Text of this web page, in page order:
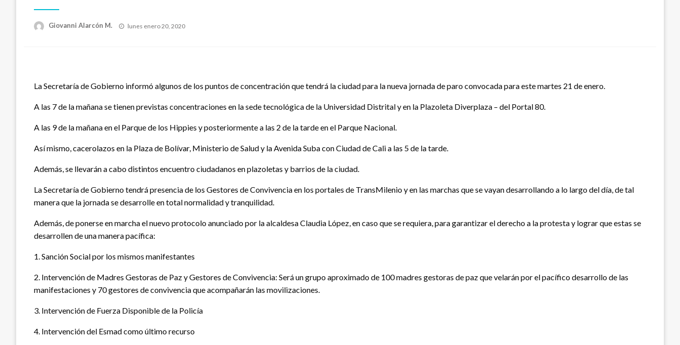
Giovanni Alarcón M.
Publicado
lunes enero 20, 2020
La Secretaría de Gobierno informó algunos de los puntos de concentración que tendrá la ciudad para la nueva jornada de paro convocada para este martes 21 de enero.
A las 7 de la mañana se tienen previstas concentraciones en la sede tecnológica de la Universidad Distrital y en la Plazoleta Diverplaza – del Portal 80.
A las 9 de la mañana en el Parque de los Hippies y posteriormente a las 2 de la tarde en el Parque Nacional.
Así mismo, cacerolazos en la Plaza de Bolívar, Ministerio de Salud y la Avenida Suba con Ciudad de Cali a las 5 de la tarde.
Además, se llevarán a cabo distintos encuentro ciudadanos en plazoletas y barrios de la ciudad.
La Secretaría de Gobierno tendrá presencia de los Gestores de Convivencia en los portales de TransMilenio y en las marchas que se vayan desarrollando a lo largo del día, de tal
manera que la jornada se desarrolle en total normalidad y tranquilidad.
Además, de ponerse en marcha el nuevo protocolo anunciado por la alcaldesa Claudia López, en caso que se requiera, para garantizar el derecho a la protesta y lograr que estas se
desarrollen de una manera pacífica:
1. Sanción Social por los mismos manifestantes
2. Intervención de Madres Gestoras de Paz y Gestores de Convivencia: Será un grupo aproximado de 100 madres gestoras de paz que velarán por el pacífico desarrollo de las
manifestaciones y 70 gestores de convivencia que acompañarán las movilizaciones.
3. Intervención de Fuerza Disponible de la Policía
4. Intervención del Esmad como último recurso